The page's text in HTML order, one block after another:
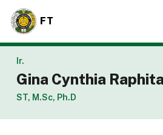
FT
Ir.
Gina Cynthia
ST, M.Sc, Ph.D